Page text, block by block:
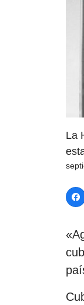
La